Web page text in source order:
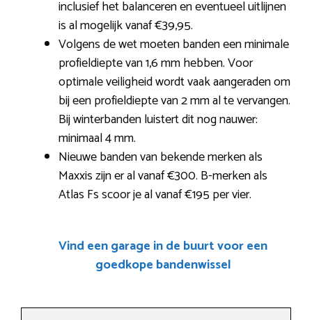
inclusief het balanceren en eventueel uitlijnen
is al mogelijk vanaf €39,95.
Volgens de wet moeten banden een minimale
profieldiepte van 1,6 mm hebben. Voor
optimale veiligheid wordt vaak aangeraden om
bij een profieldiepte van 2 mm al te vervangen.
Bij winterbanden luistert dit nog nauwer:
minimaal 4 mm.
Nieuwe banden van bekende merken als
Maxxis zijn er al vanaf €300. B-merken als
Atlas Fs scoor je al vanaf €195 per vier.
Vind een garage in de buurt voor een
goedkope bandenwissel